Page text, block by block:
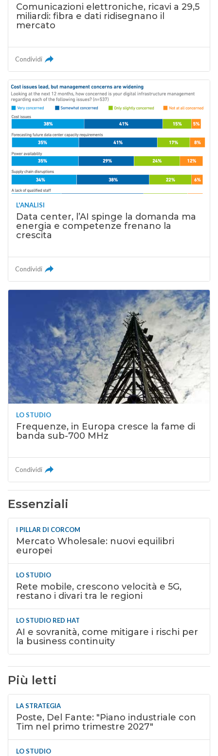
Comunicazioni elettroniche, ricavi a 29,5
miliardi: fibra e dati ridisegnano il
mercato
Condividi
L'ANALISI
Data center, l’AI spinge la domanda ma
energia e competenze frenano la
crescita
Condividi
LO STUDIO
Frequenze, in Europa cresce la fame di
banda sub-700 MHz
Condividi
Essenziali
I PILLAR DI CORCOM
Mercato Wholesale: nuovi equilibri
europei
LO STUDIO
Rete mobile, crescono velocità e 5G,
restano i divari tra le regioni
LO STUDIO RED HAT
AI e sovranità, come mitigare i rischi per
la business continuity
Più letti
LA STRATEGIA
Poste, Del Fante: "Piano industriale con
Tim nel primo trimestre 2027"
LO STUDIO